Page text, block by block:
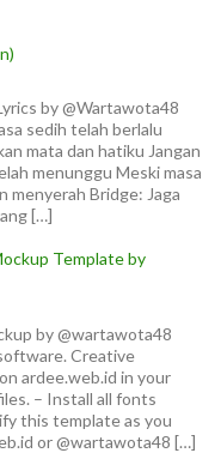
by @Wartawota48
sedih telah berlalu
mata dan hatiku Jangan
menunggu Meski masa
menyerah Bridge: Jaga
[…]
Template by
by @wartawota48
Creative
ardee.web.id in your
– Install all fonts
this template as you
or @wartawota48 […]